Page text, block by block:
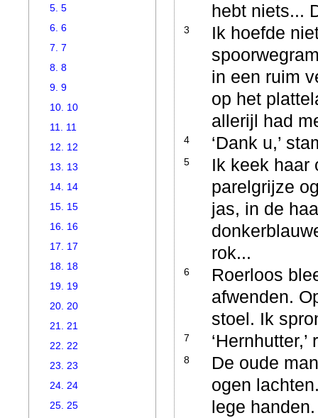
hebt niets...
3
Ik hoefde
in een ruim
op het
allerijl had
4 ‘Dank u,’
5
Ik keek haar
parelgrijze
jas, in de
rok...
6
Roerloos
afwenden.
stoel. Ik
7
8
De oude
ogen
lege
5. 5
6. 6
7. 7
8. 8
9. 9
10. 10
11. 11
12. 12
13. 13
14. 14
15. 15
16. 16
17. 17
18. 18
19. 19
20. 20
21. 21
22. 22
23. 23
24. 24
25. 25